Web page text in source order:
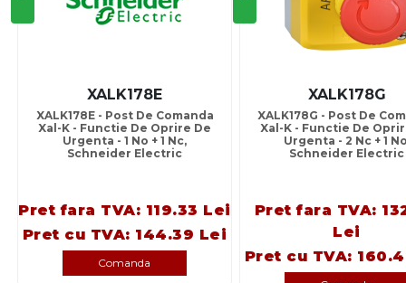
XALK178E
XALK178E - Post De Comanda
Xal-K - Functie De Oprire De
Urgenta - 1 No + 1 Nc,
Schneider Electric
Pret fara TVA: 119.33 Lei
Pret cu TVA: 144.39 Lei
Comanda
XALK178G
XALK178G - Post De
Xal-K - Functie De
Urgenta - 2 Nc + 1
Schneider Electric
Pret fara TVA:
Lei
Pret cu TVA: